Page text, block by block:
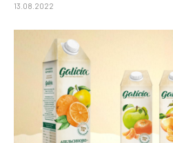
13.08.2022